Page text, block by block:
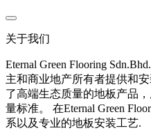
关于我们
Eternal Green Flooring
主和商业地产所有者提供和
了高端生态质量的地板产品
量标准。 在Eternal Green
系以及专业的地板安装工艺.